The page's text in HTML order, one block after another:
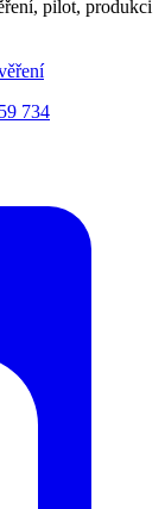
pilot, produkci
734